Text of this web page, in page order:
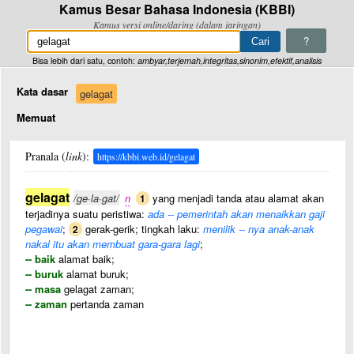
Kamus Besar Bahasa Indonesia (KBBI)
Kamus versi online/daring (dalam jaringan)
?
Bisa lebih dari satu, contoh: ambyar,terjemah,integritas,sinonim,efektif,analisis
Kata dasar
gelagat
Memuat
Pranala (link): https://kbbi.web.id/gelagat
gelagat /ge·la·gat/ n 1 yang menjadi tanda atau alamat akan
terjadinya suatu peristiwa: ada -- pemerintah akan menaikkan gaji
pegawai; 2 gerak-gerik; tingkah laku: menilik -- nya anak-anak
nakal itu akan membuat gara-gara lagi;
-- baik alamat baik;
-- buruk alamat buruk;
-- masa gelagat zaman;
-- zaman pertanda zaman